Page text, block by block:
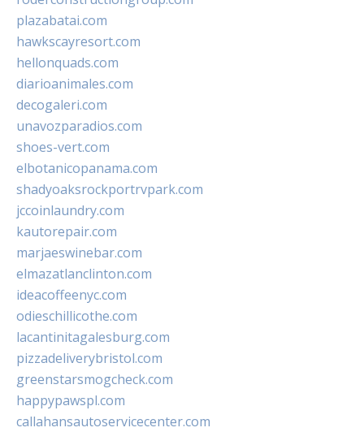
plazabatai.com
hawkscayresort.com
hellonquads.com
diarioanimales.com
decogaleri.com
unavozparadios.com
shoes-vert.com
elbotanicopanama.com
shadyoaksrockportrvpark.com
jccoinlaundry.com
kautorepair.com
marjaeswinebar.com
elmazatlanclinton.com
ideacoffeenyc.com
odieschillicothe.com
lacantinitagalesburg.com
pizzadeliverybristol.com
greenstarsmogcheck.com
happypawspl.com
callahansautoservicecenter.com